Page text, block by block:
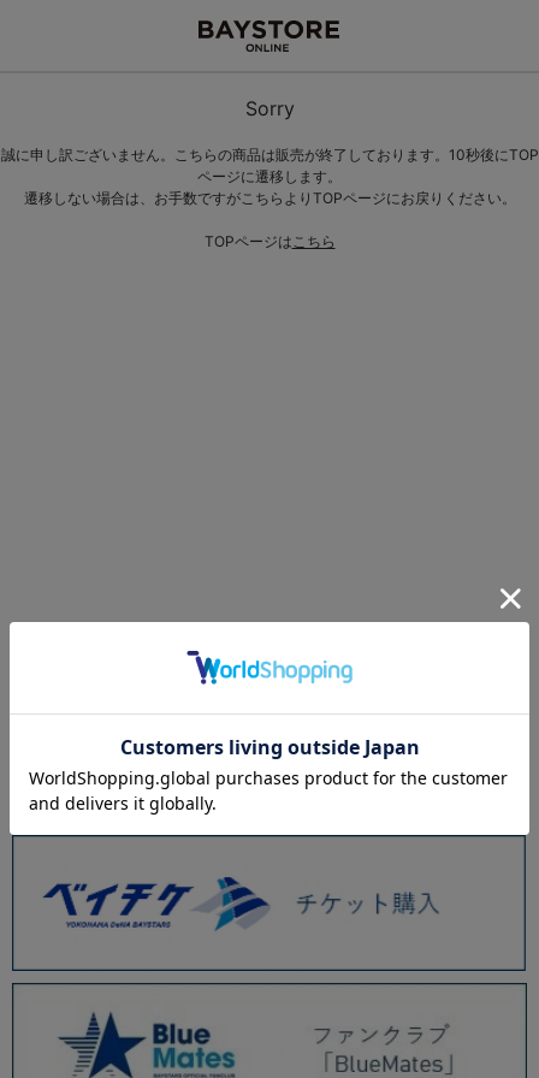
Sorry
誠に申し訳ございません。こちらの商品は販売が終了しております。10秒後にTOP
ページに遷移します。
遷移しない場合は、お手数ですがこちらよりTOPページにお戻りください。
TOPページはこちら